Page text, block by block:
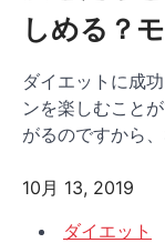
しめる？
ダイエットに成
ンを楽しむこと
がるのですから
10月 13, 2019
ダイエット